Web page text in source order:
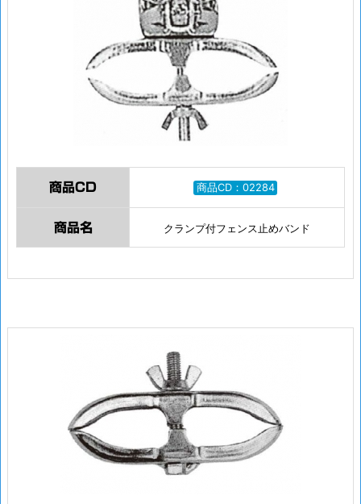
商品CD 商品CD：02284
商品名 クランプ付フェンス止めバンド